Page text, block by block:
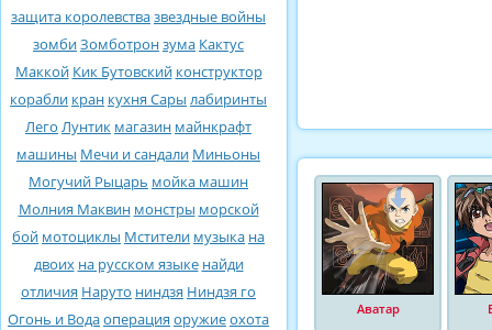
защита королевствазвездные войны
зомбиЗомботронзума Кактус
Маккой Кик Бутовский конструктор
корабли кран кухня Сары лабиринты
Лего Лунтик магазин майнкрафт
машины Мечи и сандали Миньоны
Могучий Рыцарь мойка машин
Молния Маквин монстры морской
бой мотоциклы Мстители музыка на
двоих на русском языке найди
отличия Наруто ниндзя Ниндзя го
Огонь и Водаоперация оружиеохота
Аватар